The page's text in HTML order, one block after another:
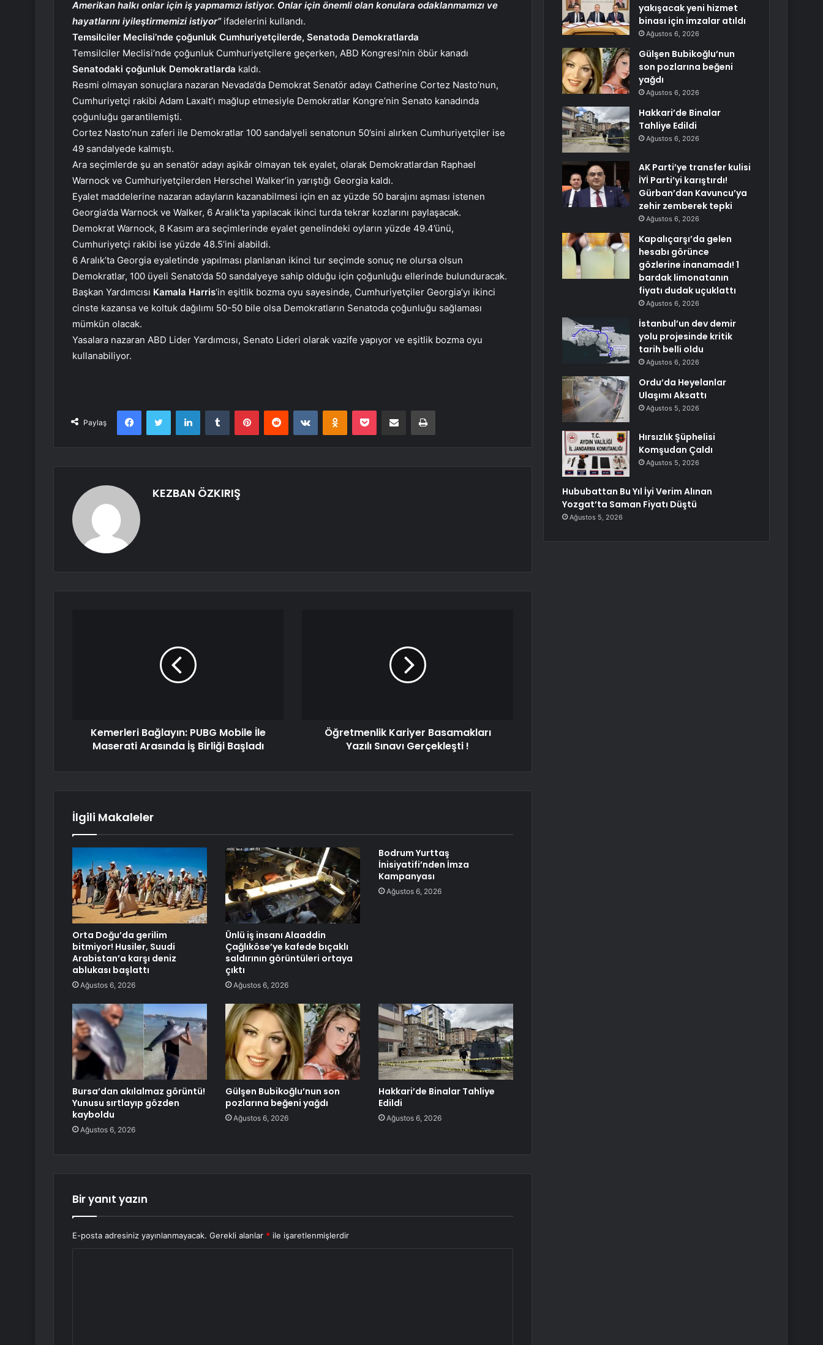
Amerikan halkı onlar için iş yapmamızı istiyor. Onlar için önemli olan konulara odaklanmamızı ve
hayatlarını iyileştirmemizi istiyor”ifadelerini kullandı.
Temsilciler Meclisi’nde çoğunluk Cumhuriyetçilerde, Senatoda Demokratlarda
Temsilciler Meclisi’nde çoğunluk Cumhuriyetçilere geçerken, ABD Kongresi’nin öbür kanadı
Senatodaki çoğunluk Demokratlarda kaldı.
Resmi olmayan sonuçlara nazaran Nevada’da Demokrat Senatör adayı Catherine Cortez Nasto’nun,
Cumhuriyetçi rakibi Adam Laxalt’ı mağlup etmesiyle Demokratlar Kongre’nin Senato kanadında
çoğunluğu garantilemişti.
Cortez Nasto’nun zaferi ile Demokratlar 100 sandalyeli senatonun 50’sini alırken Cumhuriyetçiler ise
49 sandalyede kalmıştı.
Ara seçimlerde şu an senatör adayı aşikâr olmayan tek eyalet, olarak Demokratlardan Raphael
Warnock ve Cumhuriyetçilerden Herschel Walker’in yarıştığı Georgia kaldı.
Eyalet maddelerine nazaran adayların kazanabilmesi için en az yüzde 50 barajını aşması istenen
Georgia’da Warnock ve Walker, 6 Aralık’ta yapılacak ikinci turda tekrar kozlarını paylaşacak.
Demokrat Warnock, 8 Kasım ara seçimlerinde eyalet genelindeki oyların yüzde 49.4’ünü,
Cumhuriyetçi rakibi ise yüzde 48.5’ini alabildi.
6 Aralık’ta Georgia eyaletinde yapılması planlanan ikinci tur seçimde sonuç ne olursa olsun
Demokratlar, 100 üyeli Senato’da 50 sandalyeye sahip olduğu için çoğunluğu ellerinde bulunduracak.
Başkan Yardımcısı Kamala Harris‘in eşitlik bozma oyu sayesinde, Cumhuriyetçiler Georgia’yı ikinci
cinste kazansa ve koltuk dağılımı 50-50 bile olsa Demokratların Senatoda çoğunluğu sağlaması
mümkün olacak.
Yasalara nazaran ABD Lider Yardımcısı, Senato Lideri olarak vazife yapıyor ve eşitlik bozma oyu
kullanabiliyor.
Paylaş
FacebookTwitter LinkedInTumblr PinterestReddit VKontakteOdnoklassniki
Pocket E-Posta ile paylaş Yazdır
KEZBAN ÖZKIRIŞ
Kemerleri Bağlayın: PUBG Mobile İle
Maserati Arasında İş Birliği Başladı
Öğretmenlik Kariyer Basamakları
Yazılı Sınavı Gerçekleşti !
İlgili Makaleler
Orta Doğu’da gerilim
bitmiyor! Husiler, Suudi
Arabistan’a karşı deniz
ablukası başlattı
Ağustos 6, 2026
Ünlü iş insanı Alaaddin
Çağlıköse’ye kafede bıçaklı
saldırının görüntüleri ortaya
çıktı
Ağustos 6, 2026
Bodrum Yurttaş
İnisiyatifi’nden İmza
Kampanyası
Ağustos 6, 2026
Bursa’dan akılalmaz görüntü!
Yunusu sırtlayıp gözden
kayboldu
Ağustos 6, 2026
Gülşen Bubikoğlu’nun son
pozlarına beğeni yağdı
Ağustos 6, 2026
Hakkari’de Binalar Tahliye
Edildi
Ağustos 6, 2026
Bir yanıt yazın
E-posta adresiniz yayınlanmayacak. Gerekli alanlar * ile işaretlenmişlerdir
yakışacak yeni hizmet
binası için imzalar atıldı
Ağustos 6, 2026
Gülşen Bubikoğlu’nun
son pozlarına beğeni
yağdı
Ağustos 6, 2026
Hakkari’de Binalar
Tahliye Edildi
Ağustos 6, 2026
AK Parti’ye transfer kulisi
İYİ Parti’yi karıştırdı!
Gürban’dan Kavuncu’ya
zehir zemberek tepki
Ağustos 6, 2026
Kapalıçarşı’da gelen
hesabı görünce
gözlerine inanamadı! 1
bardak limonatanın
fiyatı dudak uçuklattı
Ağustos 6, 2026
İstanbul’un dev demir
yolu projesinde kritik
tarih belli oldu
Ağustos 6, 2026
Ordu’da Heyelanlar
Ulaşımı Aksattı
Ağustos 5, 2026
Hırsızlık Şüphelisi
Komşudan Çaldı
Ağustos 5, 2026
Hububattan Bu Yıl İyi Verim Alınan
Yozgat’ta Saman Fiyatı Düştü
Ağustos 5, 2026